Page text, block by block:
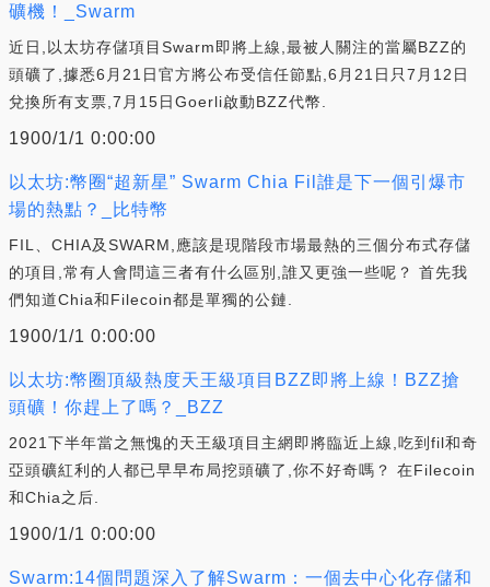
礦機！_Swarm
近日,以太坊存儲項目Swarm即將上線,最被人關注的當屬BZZ的
頭礦了,據悉6月21日官方將公布受信任節點,6月21日只7月12日
兌換所有支票,7月15日Goerli啟動BZZ代幣.
1900/1/1 0:00:00
以太坊:幣圈“超新星” Swarm Chia Fil誰是下一個引爆市
場的熱點？_比特幣
FIL、CHIA及SWARM,應該是現階段市場最熱的三個分布式存儲
的項目,常有人會問這三者有什么區別,誰又更強一些呢？ 首先我
們知道Chia和Filecoin都是單獨的公鏈.
1900/1/1 0:00:00
以太坊:幣圈頂級熱度天王級項目BZZ即將上線！BZZ搶
頭礦！你趕上了嗎？_BZZ
2021下半年當之無愧的天王級項目主網即將臨近上線,吃到fil和奇
亞頭礦紅利的人都已早早布局挖頭礦了,你不好奇嗎？ 在Filecoin
和Chia之后.
1900/1/1 0:00:00
Swarm:14個問題深入了解Swarm：一個去中心化存儲和